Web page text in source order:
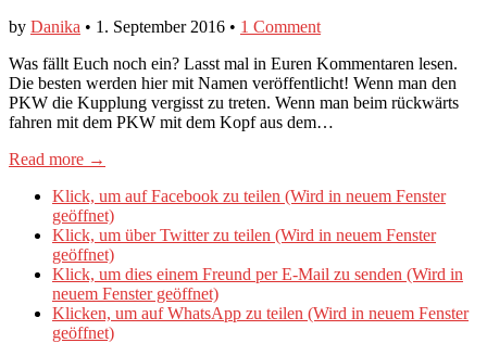
by Danika • 1. September 2016 • 1 Comment
Was fällt Euch noch ein? Lasst mal in Euren Kommentaren lesen.
Die besten werden hier mit Namen veröffentlicht! Wenn man den
PKW die Kupplung vergisst zu treten. Wenn man beim rückwärts
fahren mit dem PKW mit dem Kopf aus dem…
Read more →
Klick, um auf Facebook zu teilen (Wird in neuem Fenster
geöffnet)
Klick, um über Twitter zu teilen (Wird in neuem Fenster
geöffnet)
Klick, um dies einem Freund per E-Mail zu senden (Wird in
neuem Fenster geöffnet)
Klicken, um auf WhatsApp zu teilen (Wird in neuem Fenster
geöffnet)